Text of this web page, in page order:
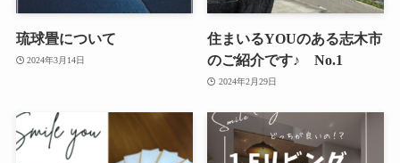
琉球畳について
2024年3月14日
住まいるYOUのある志木市
のご紹介です♪ No.1
2024年2月29日